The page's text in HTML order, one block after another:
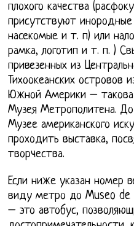
плохого качества
присутствуют
насекомые и т. п) или
рамка, логотип и т. п. )
привезенных из
Тихоокеанских островов
Южной Америки – такова
Музея Метрополитена.
Музее американского
проходить выставка,
творчества.
Если ниже указан номер
виду метро до Museo de
– это автобус,